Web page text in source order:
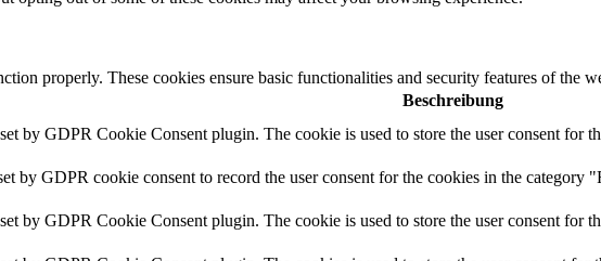
properly. These cookies ensure basic functionalities and security features of the
Beschreibung
by GDPR Cookie Consent plugin. The cookie is used to store the user consent for
by GDPR cookie consent to record the user consent for the cookies in the category
by GDPR Cookie Consent plugin. The cookie is used to store the user consent for